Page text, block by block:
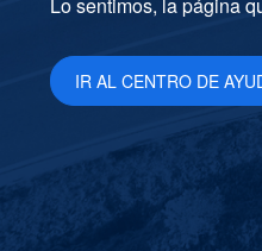
IR AL CENTRO DE